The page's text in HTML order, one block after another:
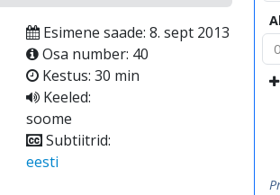
Esimene saade: 8. sept 2013
Osa number: 40
Kestus: 30 min
Keeled:
soome
Subtiitrid:
eesti